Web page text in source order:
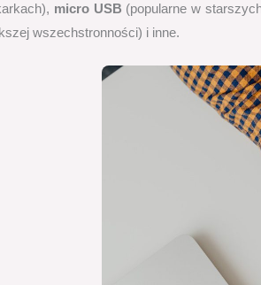
micro USB (popularne w
wszechstronności) i inne.